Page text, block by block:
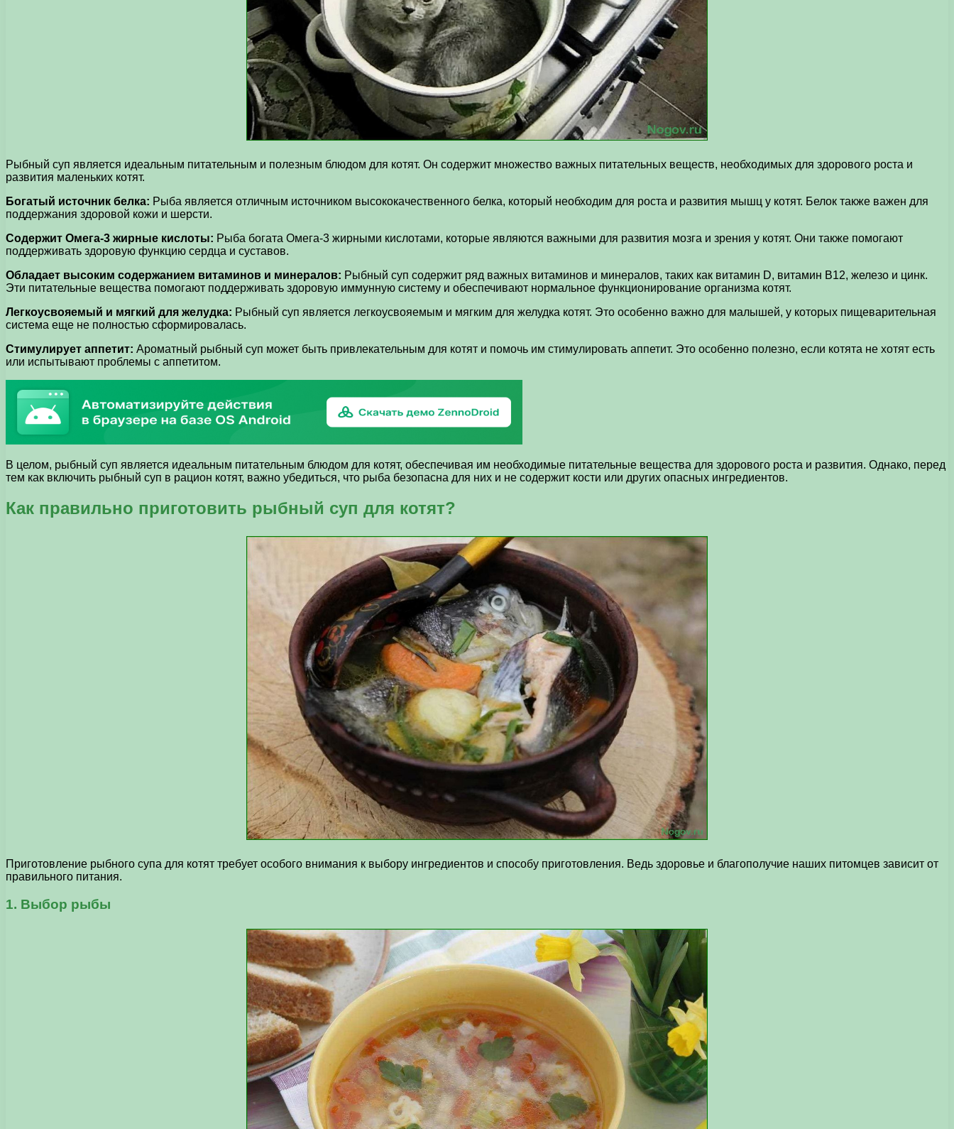
Рыбный суп является идеальным питательным и полезным блюдом для котят. Он содержит множество важных питательных веществ, необходимых для здорового роста и
развития маленьких котят.
Богатый источник белка: Рыба является отличным источником высококачественного белка, который необходим для роста и развития мышц у котят. Белок также важен для
поддержания здоровой кожи и шерсти.
Содержит Омега-3 жирные кислоты: Рыба богата Омега-3 жирными кислотами, которые являются важными для развития мозга и зрения у котят. Они также помогают
поддерживать здоровую функцию сердца и суставов.
Обладает высоким содержанием витаминов и минералов: Рыбный суп содержит ряд важных витаминов и минералов, таких как витамин D, витамин B12, железо и цинк.
Эти питательные вещества помогают поддерживать здоровую иммунную систему и обеспечивают нормальное функционирование организма котят.
Легкоусвояемый и мягкий для желудка: Рыбный суп является легкоусвояемым и мягким для желудка котят. Это особенно важно для малышей, у которых пищеварительная
система еще не полностью сформировалась.
Стимулирует аппетит: Ароматный рыбный суп может быть привлекательным для котят и помочь им стимулировать аппетит. Это особенно полезно, если котята не хотят есть
или испытывают проблемы с аппетитом.
В целом, рыбный суп является идеальным питательным блюдом для котят, обеспечивая им необходимые питательные вещества для здорового роста и развития. Однако, перед
тем как включить рыбный суп в рацион котят, важно убедиться, что рыба безопасна для них и не содержит кости или других опасных ингредиентов.
Как правильно приготовить рыбный суп для котят?
Приготовление рыбного супа для котят требует особого внимания к выбору ингредиентов и способу приготовления. Ведь здоровье и благополучие наших питомцев зависит от
правильного питания.
1. Выбор рыбы